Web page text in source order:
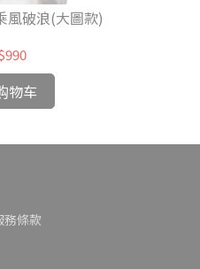
風破浪(大圖款)
物车
務條款